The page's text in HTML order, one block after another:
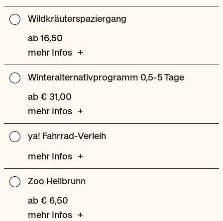
Wildkräuterspaziergang
Wildkräuterspaziergang
ab 16,50
mehr Infos
Winteralternativprogramm
0,5-
Tage
Winteralternativprogramm 0,5-5 Tage
ab € 31,00
mehr Infos
ya!
Verleih
ya! Fahrrad-Verleih
mehr Infos
Zoo
Hellbrunn
Zoo Hellbrunn
ab € 6,50
mehr Infos